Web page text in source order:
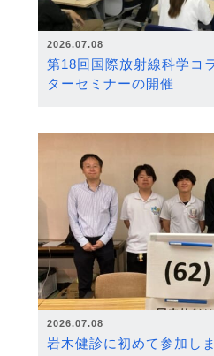
2026.07.08
第18回国際放射線科学コ
ターセミナーの開催
2026.07.08
岩木健診に初めて参加し